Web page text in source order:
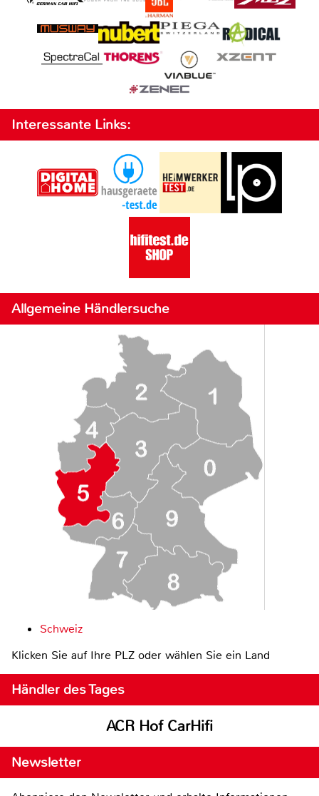
Interessante Links:
Allgemeine Händlersuche
Schweiz
Klicken Sie auf Ihre PLZ oder wählen Sie ein Land
Händler des Tages
ACR Hof CarHifi
Newsletter